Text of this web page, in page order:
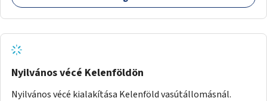
Nyilvános vécé Kelenföldön
Nyilvános vécé kialakítása Kelenföld vasútállomásnál.